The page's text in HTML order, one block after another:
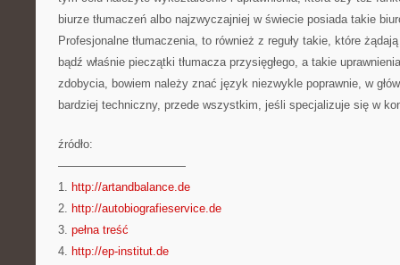
biurze tłumaczeń albo najzwyczajniej w świecie posiada takie
Profesjonalne tłumaczenia, to również z reguły takie, które
bądź właśnie pieczątki tłumacza przysięgłego, a takie
zdobycia, bowiem należy znać język niezwykle poprawnie, w
bardziej techniczny, przede wszystkim, jeśli specjalizuje się w
źródło:
———————————
1. http://artandbalance.de
2. http://autobiografieservice.de
3. pełna treść
4. http://ep-institut.de